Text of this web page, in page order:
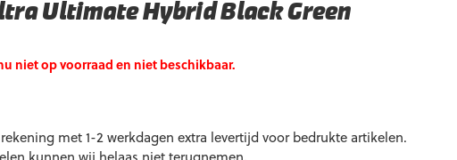
Ultimate Hybrid Black Green
niet op voorraad en niet beschikbaar.
met 1-2 werkdagen extra levertijd voor bedrukte artikelen.